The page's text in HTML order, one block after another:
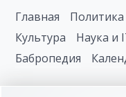
Главная Политика
Культура
Наука и
Бабропедия